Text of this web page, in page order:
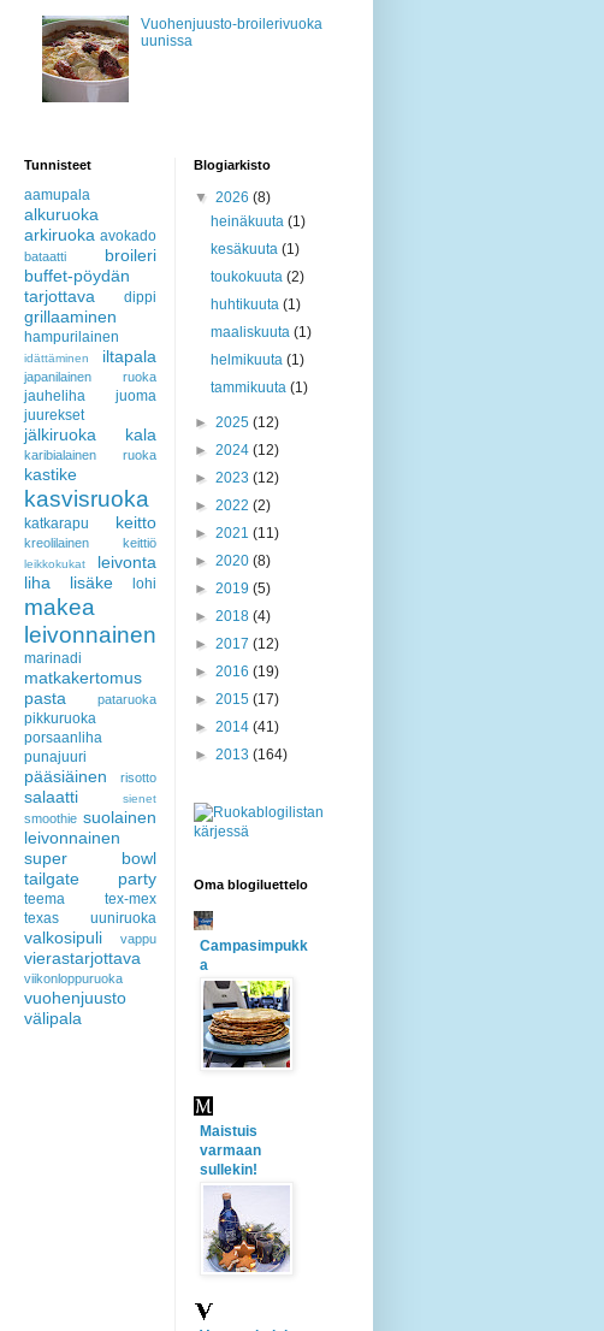
Vuohenjuusto-broilerivuoka
uunissa
Tunnisteet
aamupala
alkuruoka
arkiruoka avokado
bataatti
broileri
buffet-pöydän
tarjottava
dippi
grillaaminen
hampurilainen
idättäminen iltapala
japanilainen ruoka
jauheliha
juoma
juurekset
jälkiruoka kala
karibialainen ruoka
kastike
kasvisruoka
katkarapu keitto
kreolilainen keittiö
leikkokukat
leivonta
liha
lisäke lohi
makea
leivonnainen
marinadi
matkakertomus
pasta
pataruoka
pikkuruoka
porsaanliha
punajuuri
pääsiäinen risotto
salaatti sienet
smoothie suolainen
leivonnainen
super bowl
tailgate party
teema
tex-mex
texas
uuniruoka
valkosipuli vappu
vierastarjottava
viikonloppuruoka
vuohenjuusto
välipala
Blogiarkisto
▼ 2026 (8)
heinäkuuta(1)
kesäkuuta(1)
toukokuuta(2)
huhtikuuta(1)
maaliskuuta(1)
helmikuuta(1)
tammikuuta(1)
► 2025 (12)
► 2024 (12)
► 2023 (12)
► 2022 (2)
► 2021 (11)
► 2020 (8)
► 2019 (5)
► 2018 (4)
► 2017 (12)
► 2016 (19)
► 2015 (17)
► 2014 (41)
► 2013 (164)
Oma blogiluettelo
Campasimpukk
a
Maistuis
varmaan
sullekin!